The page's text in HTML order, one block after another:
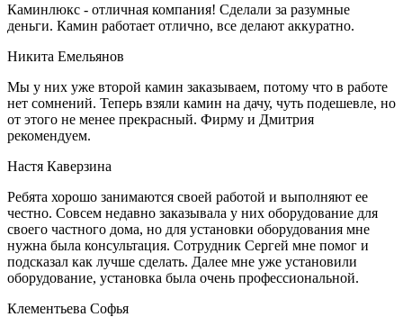
Каминлюкс - отличная компания! Сделали за разумные
деньги. Камин работает отлично, все делают аккуратно.
Никита Емельянов
Мы у них уже второй камин заказываем, потому что в работе
нет сомнений. Теперь взяли камин на дачу, чуть подешевле, но
от этого не менее прекрасный. Фирму и Дмитрия
рекомендуем.
Настя Каверзина
Ребята хорошо занимаются своей работой и выполняют ее
честно. Совсем недавно заказывала у них оборудование для
своего частного дома, но для установки оборудования мне
нужна была консультация. Сотрудник Сергей мне помог и
подсказал как лучше сделать. Далее мне уже установили
оборудование, установка была очень профессиональной.
Клементьева Софья